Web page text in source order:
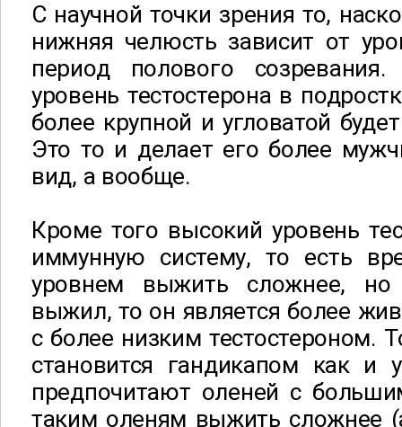
С научной точки зрения то,
нижняя челюсть зависит от
период полового
уровень тестостерона в
более крупной и угловатой
Это то и делает его более
вид, а вообще.
Кроме того высокий уровень
иммунную систему, то есть
уровнем выжить сложнее,
выжил, то он является более
с более низким тестостероном.
становится гандикапом как и
предпочитают оленей с
таким оленям выжить сложнее